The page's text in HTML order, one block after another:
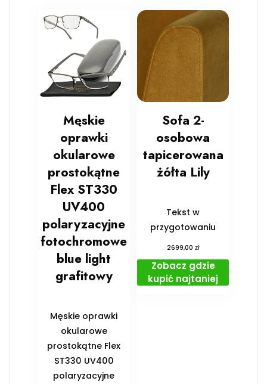
Męskie
oprawki
okularowe
prostokątne
Flex ST330
UV400
polaryzacyjne
fotochromowe
blue light
grafitowy
Męskie oprawki
okularowe
prostokątne Flex
ST330 UV400
polaryzacyjne
Sofa 2-
osobowa
tapicerowana
żółta Lily
Tekst w
przygotowaniu
2699,00 zł
Zobacz gdzie
kupić najtaniej